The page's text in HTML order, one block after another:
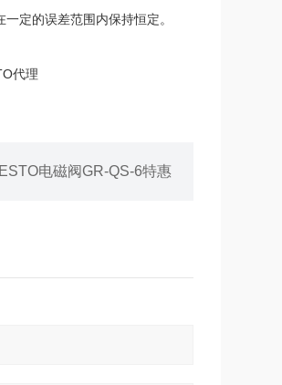
定的误差范围内保持恒定。
代理
电磁阀GR-QS-6特惠